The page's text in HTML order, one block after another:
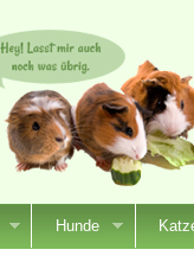
Hunde